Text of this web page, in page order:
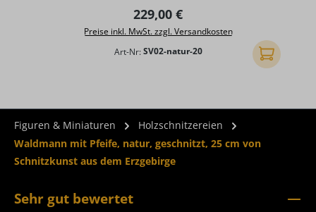
Regulärer Preis:
229,00 €
Preise inkl. MwSt. zzgl. Versandkosten
Art-Nr: SV02-natur-20 In den
Figuren & Miniaturen
Holzschnitzereien
Waldmann mit Pfeife, natur, geschnitzt, 25 cm von
Schnitzkunst aus dem Erzgebirge
Sehr gut bewertet